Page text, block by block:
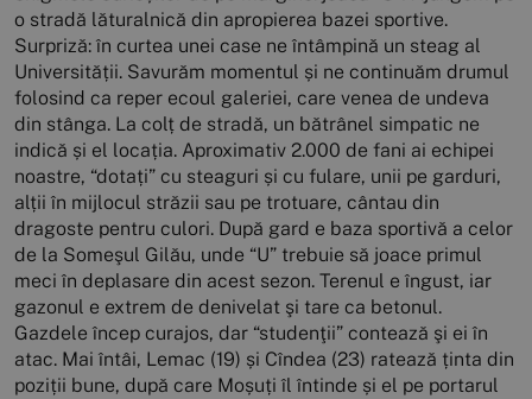
o stradă lăturalnică din apropierea bazei sportive.
Surpriză: în curtea unei case ne întâmpină un steag al
Universității. Savurăm momentul și ne continuăm drumul
folosind ca reper ecoul galeriei, care venea de undeva
din stânga. La colț de stradă, un bătrânel simpatic ne
indică și el locația. Aproximativ 2.000 de fani ai echipei
noastre, “dotați” cu steaguri și cu fulare, unii pe garduri,
alții în mijlocul străzii sau pe trotuare, cântau din
dragoste pentru culori. După gard e baza sportivă a celor
de la Someşul Gilău, unde “U” trebuie să joace primul
meci în deplasare din acest sezon. Terenul e îngust, iar
gazonul e extrem de denivelat şi tare ca betonul.
Gazdele încep curajos, dar “studenţii” contează şi ei în
atac. Mai întâi, Lemac (19) și Cîndea (23) ratează ținta din
poziții bune, după care Moșuți îl întinde și el pe portarul